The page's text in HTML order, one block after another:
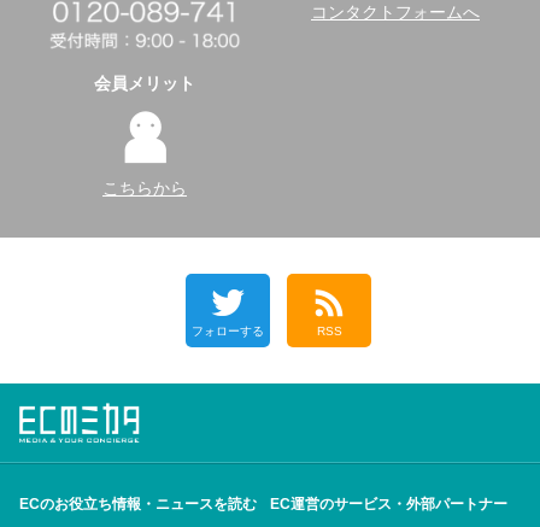
コンタクトフォームへ
会員メリット
こちらから
フォローする RSS
ECのお役立ち情報・ニュースを読む
EC運営のサービス・外部パートナー